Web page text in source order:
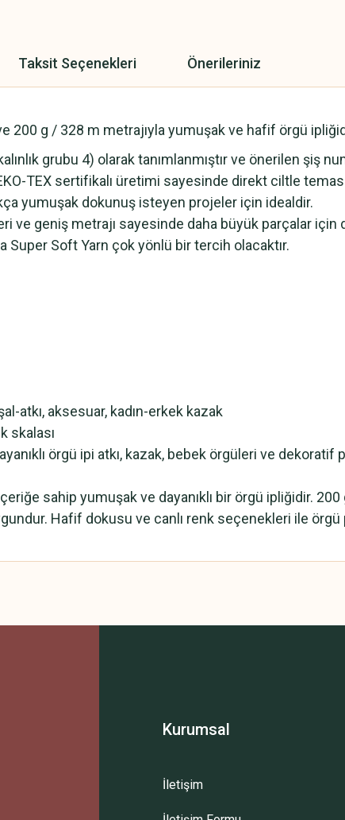
Taksit Seçenekleri Önerileriniz
200 g / 328 m metrajıyla yumuşak ve hafif örgü
grubu 4) olarak tanımlanmıştır ve önerilen şiş
TEX sertifikalı üretimi sayesinde direkt ciltle
yumuşak dokunuş isteyen projeler için idealdir.
ve geniş metrajı sayesinde daha büyük parçalar
Soft Yarn çok yönlü bir tercih olacaktır.
atkı, aksesuar, kadın-erkek kazak
skalası
örgü ipi atkı, kazak, bebek örgüleri ve
sahip yumuşak ve dayanıklı bir örgü ipliğidir.
Hafif dokusu ve canlı renk seçenekleri ile
Bu ürüne ilk yorumu siz yapın!
Kurumsal
İletişim